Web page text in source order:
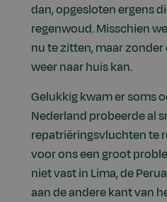
dan, opgesloten ergens
regenwoud. Misschien
nu te zitten, maar
weer naar huis kan.
Gelukkig kwam er soms
Nederland probeerde al
repatriëringsvluchten te
voor ons een groot
niet vast in Lima, de
aan de andere kant van